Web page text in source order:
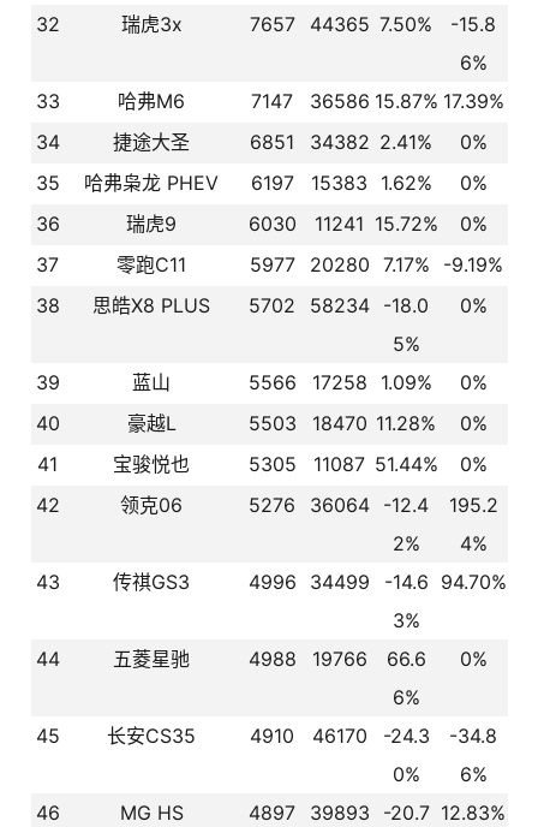
32
瑞虎3x 7657 44365 7.50%
-15.8
6%
33
哈弗M6 7147 36586 15.87% 17.39%
34
捷途大圣 6851 34382 2.41%
0%
35
哈弗枭龙 PHEV 6197 15383 1.62%
0%
36
瑞虎9 6030 11241 15.72%
0%
37
零跑C11 5977 20280 7.17%
-9.19%
38
思皓X8 PLUS 5702 58234
-18.0
5%
0%
39 蓝山 5566 17258 1.09%
0%
40
豪越L 5503 18470 11.28%
0%
41
宝骏悦也 5305 11087 51.44%
0%
42
领克06 5276 36064
-12.4
2%
195.2
4%
43
传祺GS3 4996 34499
-14.6
3%
94.70%
44 五菱星驰 4988 19766
66.6
6%
0%
45 长安CS35 4910 46170
-24.3
0%
-34.8
6%
46
MG HS 4897 39893 -20.7 12.83%